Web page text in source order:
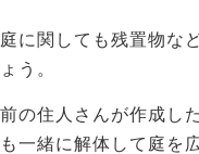
庭に関しても残置物な
ょう。
前の住人さんが作成し
も一緒に解体して庭を